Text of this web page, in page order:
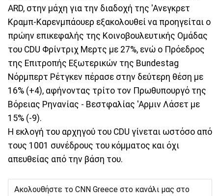
ARD, στην μάχη για την διαδοχή της 'Ανεγκρετ
Κραμπ-Καρενμπάουερ εξακολουθεί να προηγείται ο
πρώην επικεφαλής της Κοινοβουλευτικής Ομάδας
του CDU Φρίντριχ Μερτς με 27%, ενώ ο Πρόεδρος
της Επιτροπής Εξωτερικών της Bundestag
Νόρμπερτ Ρέτγκεν πέρασε στην δεύτερη θέση με
16% (+4), αφήνοντας τρίτο τον Πρωθυπουργό της
Βόρειας Ρηνανίας - Βεστφαλίας 'Αρμιν Λάσετ με
15% (-9).
Η εκλογή του αρχηγού του CDU γίνεται ωστόσο από
τους 1001 συνέδρους του κόμματος και όχι
απευθείας από την βάση του.
Ακολουθήστε το CNN Greece στο κανάλι μας στο